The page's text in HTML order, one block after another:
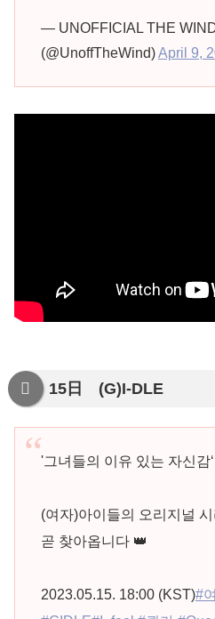
— UNOFFICIAL THE
(@UnoffTheWind)April 9,
15日 (G)I-DLE
'그녀들의 이유 있는 자신감‘
(여자)아이들의 오리지널
곧 찾아옵니다 👑
2023.05.15. 18:00 (KST)#